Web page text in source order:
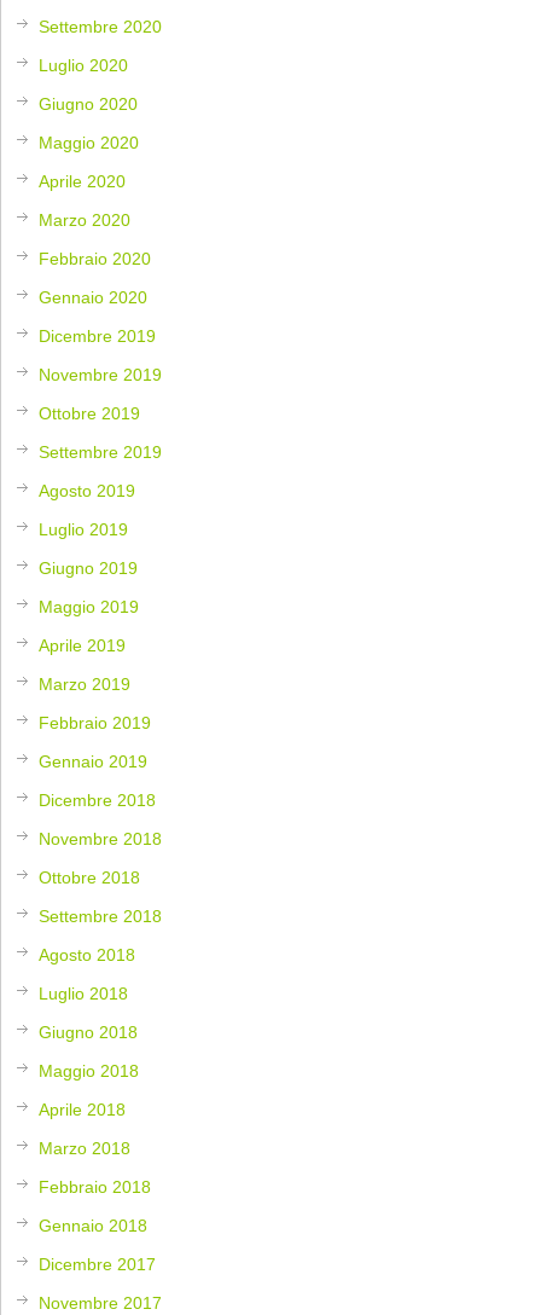
Settembre 2020
Luglio 2020
Giugno 2020
Maggio 2020
Aprile 2020
Marzo 2020
Febbraio 2020
Gennaio 2020
Dicembre 2019
Novembre 2019
Ottobre 2019
Settembre 2019
Agosto 2019
Luglio 2019
Giugno 2019
Maggio 2019
Aprile 2019
Marzo 2019
Febbraio 2019
Gennaio 2019
Dicembre 2018
Novembre 2018
Ottobre 2018
Settembre 2018
Agosto 2018
Luglio 2018
Giugno 2018
Maggio 2018
Aprile 2018
Marzo 2018
Febbraio 2018
Gennaio 2018
Dicembre 2017
Novembre 2017